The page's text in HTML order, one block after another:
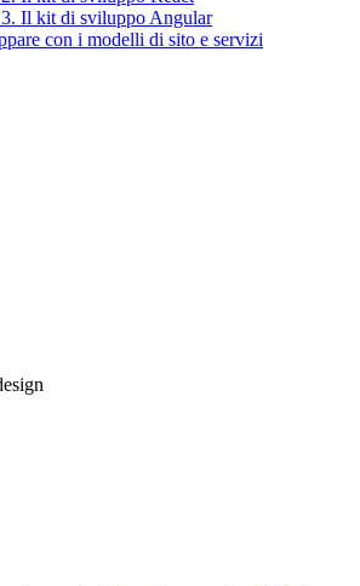
Il kit di sviluppo Angular
con i modelli di sito e servizi